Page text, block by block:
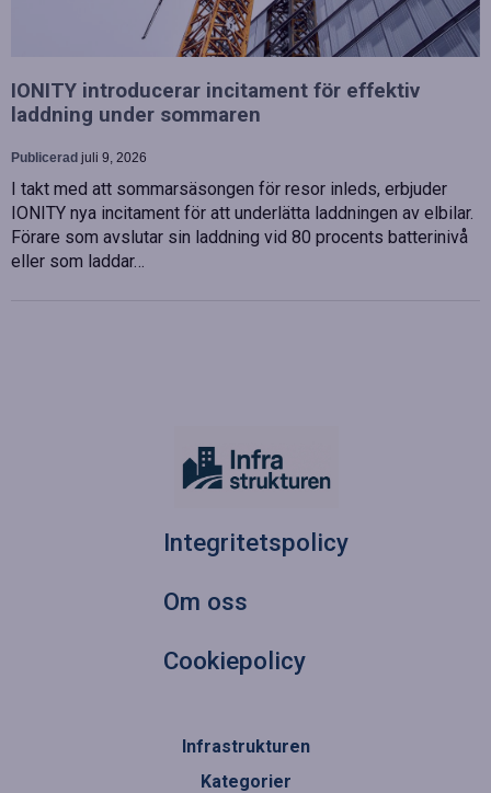
IONITY introducerar incitament för effektiv
laddning under sommaren
Publicerad juli 9, 2026
I takt med att sommarsäsongen för resor inleds, erbjuder
IONITY nya incitament för att underlätta laddningen av elbilar.
Förare som avslutar sin laddning vid 80 procents batterinivå
eller som laddar…
Integritetspolicy
Om oss
Cookiepolicy
Infrastrukturen
Kategorier